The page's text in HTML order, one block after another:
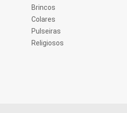
Brincos
Colares
Pulseiras
Religiosos